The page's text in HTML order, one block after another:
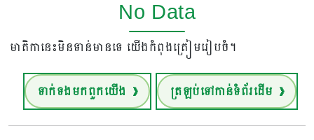
No Data
មាតិកានេះមិនទាន់មានទេ យើងកំពុងត្រៀមរៀបចំ។
ទាក់ទងមកពួកយើង ត្រឡប់ទៅកាន់ទំព័រដើម